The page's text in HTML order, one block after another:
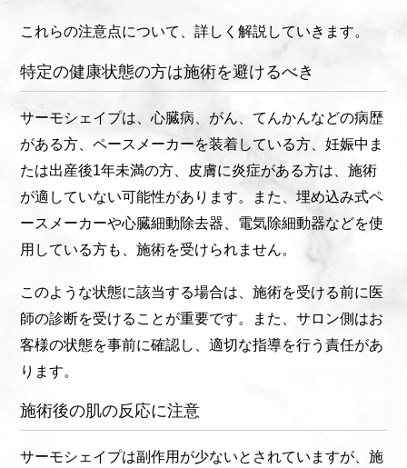
これらの注意点について、詳しく解説していきます。
特定の健康状態の方は施術を避けるべき
サーモシェイプは、心臓病、がん、てんかんなどの病歴
がある方、ペースメーカーを装着している方、妊娠中ま
たは出産後1年未満の方、皮膚に炎症がある方は、施術
が適していない可能性があります。また、埋め込み式ペ
ースメーカーや心臓細動除去器、電気除細動器などを使
用している方も、施術を受けられません。
このような状態に該当する場合は、施術を受ける前に医
師の診断を受けることが重要です。また、サロン側はお
客様の状態を事前に確認し、適切な指導を行う責任があ
ります。
施術後の肌の反応に注意
サーモシェイプは副作用が少ないとされていますが、施